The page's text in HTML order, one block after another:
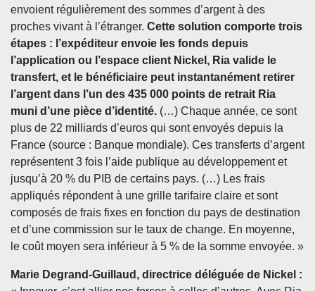
envoient régulièrement des sommes d’argent à des
proches vivant à l’étranger. Cette solution comporte trois
étapes : l’expéditeur envoie les fonds depuis
l’application ou l’espace client Nickel, Ria valide le
transfert, et le bénéficiaire peut instantanément retirer
l’argent dans l’un des 435 000 points de retrait Ria
muni d’une pièce d’identité. (…) Chaque année, ce sont
plus de 22 milliards d’euros qui sont envoyés depuis la
France (source : Banque mondiale). Ces transferts d’argent
représentent 3 fois l’aide publique au développement et
jusqu’à 20 % du PIB de certains pays. (…) Les frais
appliqués répondent à une grille tarifaire claire et sont
composés de frais fixes en fonction du pays de destination
et d’une commission sur le taux de change. En moyenne,
le coût moyen sera inférieur à 5 % de la somme envoyée. »
Marie Degrand-Guillaud, directrice déléguée de Nickel :